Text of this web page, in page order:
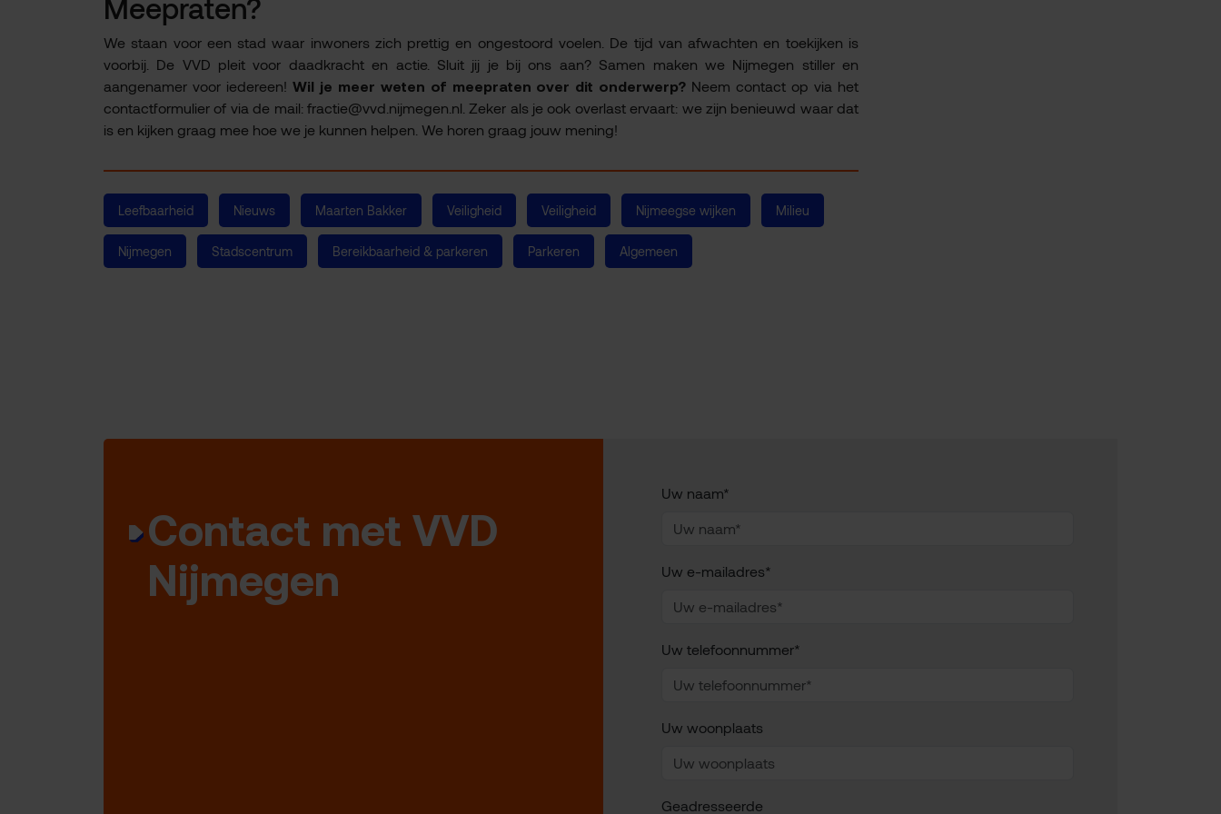
Meepraten?
We staan voor een stad waar inwoners zich prettig en ongestoord voelen. De tijd van afwachten en toekijken is
voorbij. De VVD pleit voor daadkracht en actie. Sluit jij je bij ons aan? Samen maken we Nijmegen stiller en
aangenamer voor iedereen! Wil je meer weten of meepraten over dit onderwerp? Neem contact op via het
contactformulier of via de mail: fractie@vvd.nijmegen.nl. Zeker als je ook overlast ervaart: we zijn benieuwd waar dat
is en kijken graag mee hoe we je kunnen helpen. We horen graag jouw mening!
Leefbaarheid Nieuws Maarten Bakker Veiligheid Veiligheid Nijmeegse wijken Milieu
Nijmegen Stadscentrum Bereikbaarheid & parkeren Parkeren Algemeen
Contact met VVD
Nijmegen
Uw naam*
Uw e-mailadres*
Uw telefoonnummer*
Uw woonplaats
Geadresseerde